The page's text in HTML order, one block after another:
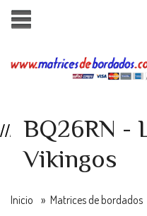
BQ26RN -
Vikingos
Inicio » Matrices de bordados